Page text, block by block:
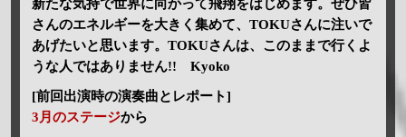
新たな気持で世界に向かって飛翔をはじめます。ぜひ皆
さんのエネルギーを大きく集めて、TOKUさんに注いで
あげたいと思います。TOKUさんは、このままで行くよ
うな人ではありません!! Kyoko
[前回出演時の演奏曲とレポート]
3月のステージから